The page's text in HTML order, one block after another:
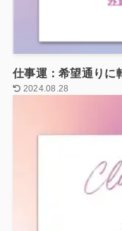
仕事運：希望通り
2024.08.28